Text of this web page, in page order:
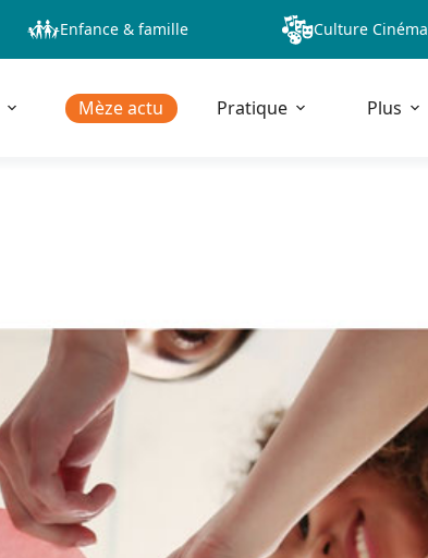
Enfance & famille Culture Cinéma
Mèze actu Pratique Plus